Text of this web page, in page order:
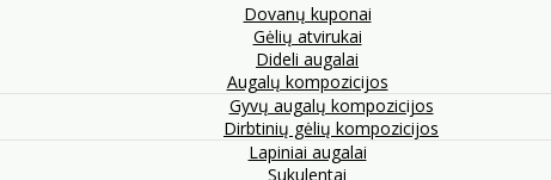
Dovanų kuponai
Gėlių atvirukai
Dideli augalai
Augalų kompozicijos
Gyvų augalų kompozicijos
Dirbtinių gėlių kompozicijos
Lapiniai augalai
Sukulentai